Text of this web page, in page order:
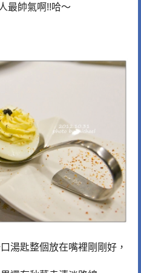
最帥氣啊!!哈～
口湯匙整個放在嘴裡剛剛好，